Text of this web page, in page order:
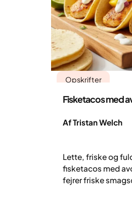
Opskrifter
Fisketacos med
Af Tristan Welch
Lette, friske og
fisketacos med
fejrer friske